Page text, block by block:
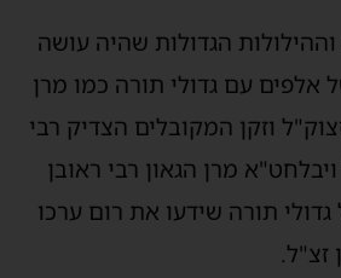
הגדולות שהיה עושה
עם גדולי תורה כמו מרן
וזקן המקובלים הצדיק רבי
מרן הגאון רבי ראובן
תורה שידעו את רום ערכו
זצ"ל.